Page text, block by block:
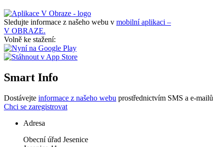
Sledujte informace z našeho webu v mobilní aplikaci –
V OBRAZE.
Volně ke stažení:
Smart Info
Dostávejte informace z našeho webu prostřednictvím SMS a e-mailů
Chci se zaregistrovat
Adresa
Obecní úřad Jesenice